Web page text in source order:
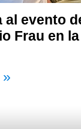
evento
en la